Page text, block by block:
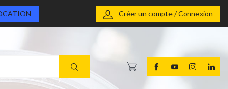
Créer un compte / Connexion